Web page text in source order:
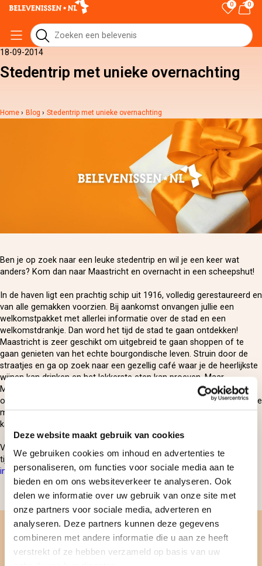
Deze website maakt gebruik van cookies
We gebruiken cookies om inhoud en advertenties te
personaliseren, om functies voor sociale media aan te
bieden en om ons websiteverkeer te analyseren. Ook
delen we informatie over uw gebruik van onze site met
onze partners voor sociale media, adverteren en
analyseren. Deze partners kunnen deze gegevens
combineren met andere informatie die u aan ze heeft
verstrekt of ze hebben verzameld op basis van uw
0 0
18-09-2014
Stedentrip met unieke overnachting
Home › Blog › Stedentrip met unieke overnachting
Ben je op zoek naar een leuke stedentrip en wil je een keer wat
anders? Kom dan naar Maastricht en overnacht in een scheepshut!
In de haven ligt een prachtig schip uit 1916, volledig gerestaureerd en
van alle gemakken voorzien. Bij aankomst onvangen jullie een
welkomstpakket met allerlei informatie over de stad en een
welkomstdrankje. Dan word het tijd de stad te gaan ontdekken!
Maastricht is zeer geschikt om uitgebreid te gaan shoppen of te
gaan genieten van het echte bourgondische leven. Struin door de
straatjes en ga op zoek naar een gezellig café waar je de heerlijkste
wijnen kan drinken en het lekkerste eten kan proeven. Maar
Maastricht biedt nog veel meer, zoals ontspannen in Thermae 2000
of een gokje wagen in het Holland Casino in Valkenburg. De volgende
morgen worden jullie wakker met de geur van het uitgebreide
kapiteinsontbijt.
Voor iedereen is er wel wat te doen in Maastricht. Ontdek het zelf,
tijdens een originele city trip naarMaastricht met een overnachting
in een scheepshut!
Delen
Voor wie je écht wilt verrassen
Feestelijk cadeau